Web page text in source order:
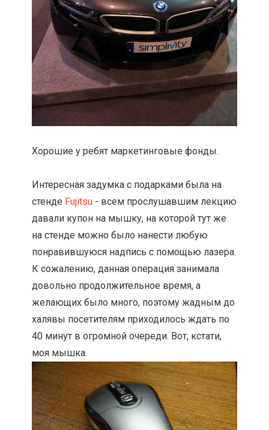
Хорошие у ребят маркетинговые фонды.
Интересная задумка с подарками была на
стенде Fujitsu - всем прослушавшим лекцию
давали купон на мышку, на которой тут же
на стенде можно было нанести любую
понравившуюся надпись с помощью лазера.
К сожалению, данная операция занимала
довольно продолжительное время, а
желающих было много, поэтому жадным до
халявы посетителям приходилось ждать по
40 минут в огромной очереди. Вот, кстати,
моя мышка.